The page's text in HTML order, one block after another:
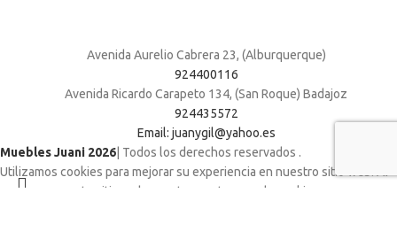
Avenida Aurelio Cabrera 23, (Alburquerque)
924400116
Avenida Ricardo Carapeto 134, (San Roque) Badajoz
924435572
Email: juanygil@yahoo.es
Muebles Juani 2026 | Todos los derechos reservados .
Utilizamos cookies para mejorar su experiencia en nuestro sitio web. Al
navegar por este sitio web, acepta nuestro uso de cookies.